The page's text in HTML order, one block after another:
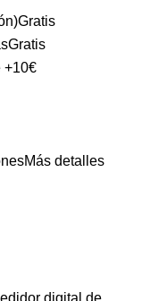
Gratis
Gratis
+10€
Más detalles
digital de